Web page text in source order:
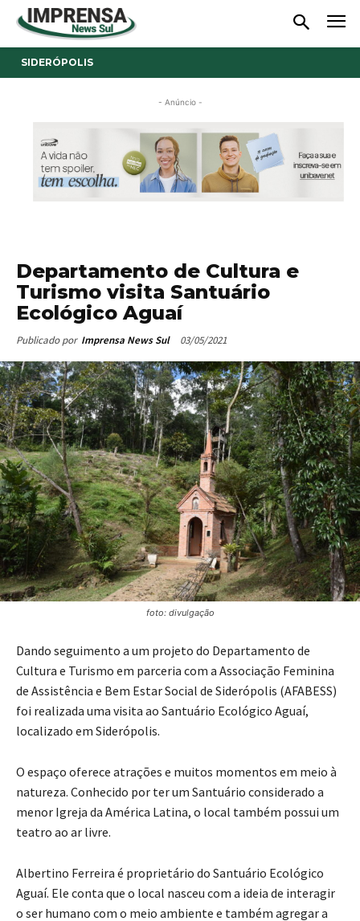
SIDERÓPOLIS
- Anúncio -
Departamento de Cultura e
Turismo visita Santuário
Ecológico Aguaí
Publicado por Imprensa News Sul 03/05/2021
foto: divulgação
Dando seguimento a um projeto do Departamento de
Cultura e Turismo em parceria com a Associação Feminina
de Assistência e Bem Estar Social de Siderópolis (AFABESS)
foi realizada uma visita ao Santuário Ecológico Aguaí,
localizado em Siderópolis.
O espaço oferece atrações e muitos momentos em meio à
natureza. Conhecido por ter um Santuário considerado a
menor Igreja da América Latina, o local também possui um
teatro ao ar livre.
Albertino Ferreira é proprietário do Santuário Ecológico
Aguaí. Ele conta que o local nasceu com a ideia de interagir
o ser humano com o meio ambiente e também agregar a